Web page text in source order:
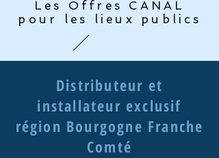
Les Offres CANAL
pour les lieux publics
Distributeur et
installateur exclusif
région Bourgogne Franche
Comté